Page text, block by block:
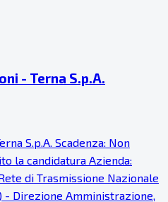
- Terna S.p.A.
S.p.A. Scadenza: Non
la candidatura Azienda:
di Trasmissione Nazionale
- Direzione Amministrazione,